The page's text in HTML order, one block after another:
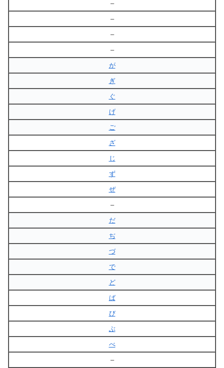
–
–
–
–
が
ぎ
ぐ
げ
ご
ざ
じ
ず
ぜ
–
だ
ぢ
づ
で
ど
ば
び
ぶ
べ
–